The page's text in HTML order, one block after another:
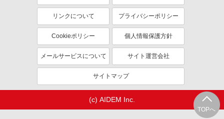
TOPへ
リンクについて プライバシーポリシー
Cookieポリシー 個人情報保護方針
メールサービスについて サイト運営会社
サイトマップ
(c) AIDEM Inc.